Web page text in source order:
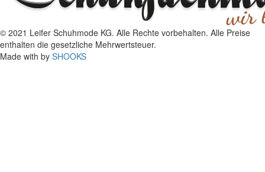
© 2021 Leifer Schuhmode KG. Alle Rechte vorbehalten. Alle Preise
enthalten die gesetzliche Mehrwertsteuer.
Made with by SHOOKS